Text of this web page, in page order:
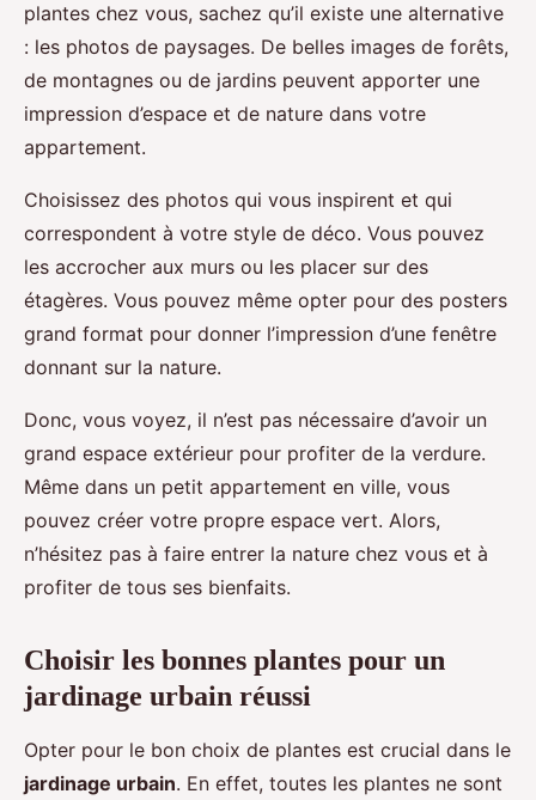
plantes chez vous, sachez qu’il existe une alternative
: les photos de paysages. De belles images de forêts,
de montagnes ou de jardins peuvent apporter une
impression d’espace et de nature dans votre
appartement.
Choisissez des photos qui vous inspirent et qui
correspondent à votre style de déco. Vous pouvez
les accrocher aux murs ou les placer sur des
étagères. Vous pouvez même opter pour des posters
grand format pour donner l’impression d’une fenêtre
donnant sur la nature.
Donc, vous voyez, il n’est pas nécessaire d’avoir un
grand espace extérieur pour profiter de la verdure.
Même dans un petit appartement en ville, vous
pouvez créer votre propre espace vert. Alors,
n’hésitez pas à faire entrer la nature chez vous et à
profiter de tous ses bienfaits.
Choisir les bonnes plantes pour un
jardinage urbain réussi
Opter pour le bon choix de plantes est crucial dans le
jardinage urbain. En effet, toutes les plantes ne sont